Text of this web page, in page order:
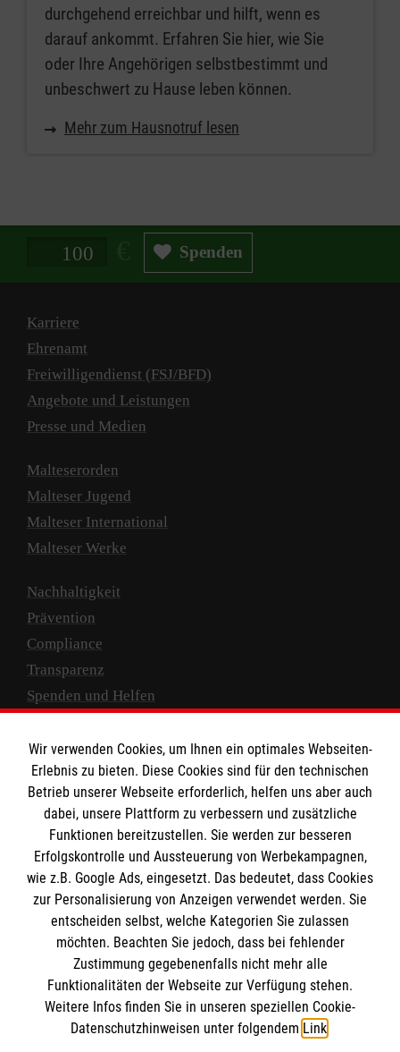
durchgehend erreichbar und hilft, wenn es
darauf ankommt. Erfahren Sie hier, wie Sie
oder Ihre Angehörigen selbstbestimmt und
unbeschwert zu Hause leben können.
Mehr zum Hausnotruf lesen
Spendenbetrag in Euro Spenden
Karriere
Ehrenamt
Freiwilligendienst (FSJ/BFD)
Angebote und Leistungen
Presse und Medien
Malteserorden
Malteser Jugend
Malteser International
Malteser Werke
Nachhaltigkeit
Prävention
Compliance
Transparenz
Spenden und Helfen
Empfänger: Malteser Hilfsdienst e.V.
IBAN: DE10 3706 0120 1201 2000 12
BIC: GENODED 1PA7
Newsletter abonnieren
Wir verwenden Cookies, um Ihnen ein optimales Webseiten-
Erlebnis zu bieten. Diese Cookies sind für den technischen
Betrieb unserer Webseite erforderlich, helfen uns aber auch
dabei, unsere Plattform zu verbessern und zusätzliche
Funktionen bereitzustellen. Sie werden zur besseren
Erfolgskontrolle und Aussteuerung von Werbekampagnen,
wie z.B. Google Ads, eingesetzt. Das bedeutet, dass Cookies
zur Personalisierung von Anzeigen verwendet werden. Sie
entscheiden selbst, welche Kategorien Sie zulassen
möchten. Beachten Sie jedoch, dass bei fehlender
Zustimmung gegebenenfalls nicht mehr alle
Funktionalitäten der Webseite zur Verfügung stehen.
Weitere Infos finden Sie in unseren speziellen Cookie-
Datenschutzhinweisen unter folgendem Link.